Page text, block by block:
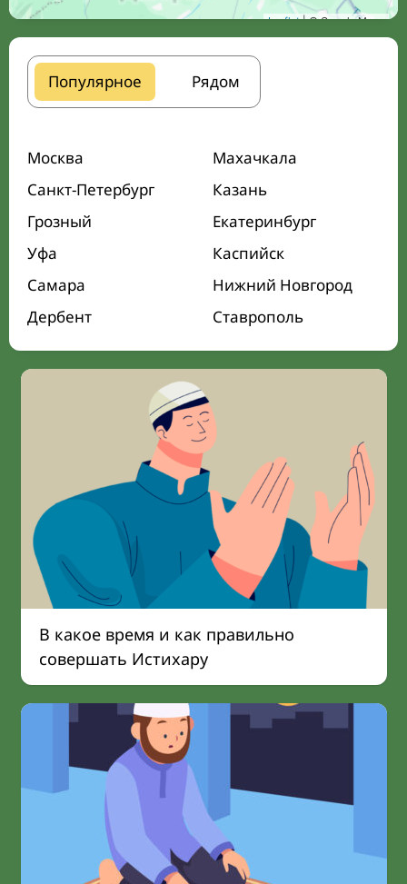
Leaflet| © Google Maps
Популярное Рядом
Москва
Махачкала
Санкт-Петербург
Казань
Грозный
Екатеринбург
Уфа
Каспийск
Самара
Нижний Новгород
Дербент
Ставрополь
В какое время и как правильно
совершать Истихару